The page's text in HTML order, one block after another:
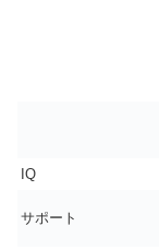
IQ
サポート